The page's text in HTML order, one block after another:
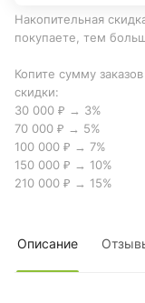
Накопительная
покупаете, тем
Копите сумму
скидки:
30 000 ₽ → 3%
70 000 ₽ → 5%
100 000 ₽ → 7%
150 000 ₽ → 10%
210 000 ₽ → 15%
Описание